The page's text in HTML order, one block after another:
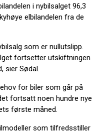
i nybilsalget 96,3
elbilandelen fra de
som er nullutslipp.
fortsetter utskiftningen
sier Sødal.
for biler som går på
fortsatt noen hundre nye
første måned.
som tilfredsstiller